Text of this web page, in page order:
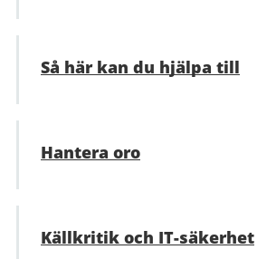
Så här kan du hjälpa till
Hantera oro
Källkritik och IT-säkerhet